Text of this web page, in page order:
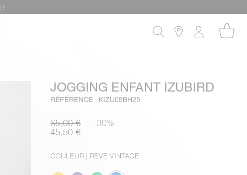
!
JOGGING ENFANT IZUBIRD
RÉFÉRENCE : KIZU05BH25
65,00 € -30%
45,50 €
COULEUR | REVE VINTAGE